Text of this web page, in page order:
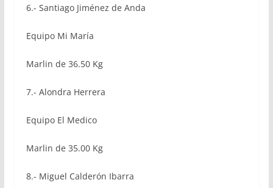
6.- Santiago Jiménez de Anda
Equipo Mi María
Marlin de 36.50 Kg
7.- Alondra Herrera
Equipo El Medico
Marlin de 35.00 Kg
8.- Miguel Calderón Ibarra